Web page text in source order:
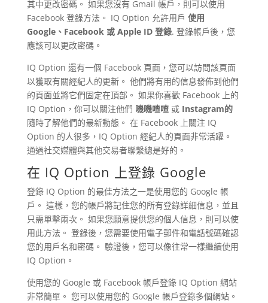
其中更改密碼。 如果您沒有 Gmail 帳戶，則可以使用
Facebook 登錄方法。 IQ Option 允許用戶 使用
Google、Facebook 或 Apple ID 登錄. 登錄帳戶後，您
應該可以更改密碼。
IQ Option 還有一個 Facebook 頁面，您可以訪問該頁面
以獲取有關經紀人的更新。 他們將有用的信息發佈到他們
的頁面並將它們固定在頂部。 如果你喜歡 Facebook 上的
IQ Option，你可以關注他們 嘰嘰喳喳或 Instagram的
隨時了解他們的最新動態。 在 Facebook 上關注 IQ
Option 的人很多，IQ Option 經紀人的頁面非常活躍。
通過社交媒體與其他交易者聯繫總是好的。
在 IQ Option 上登錄 Google
登錄 IQ Option 的最佳方法之一是使用您的 Google 帳
戶。 這樣，您的帳戶將記住您的所有登錄詳細信息，並且
只需單擊兩次。 如果您願意提供您的個人信息，則可以使
用此方法。 登錄後，您需要使用電子郵件和電話號碼確認
您的用戶名和密碼。 驗證後，您可以像往常一樣繼續使用
IQ Option。
使用您的 Google 或 Facebook 帳戶登錄 IQ Option 網站
非常簡單。 您可以使用您的 Google 帳戶登錄多個網站。